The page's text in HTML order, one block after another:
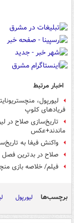
اخبار مرتبط
لیورپول،
فریادهای کلوپ
تاریخ‌سازی صلاح در
ماندند+عکس
واکنش فیفا به
صلاح در بدترین فصل
فیلم/ خلاصه بازی
برچسب‌ها لیورپول